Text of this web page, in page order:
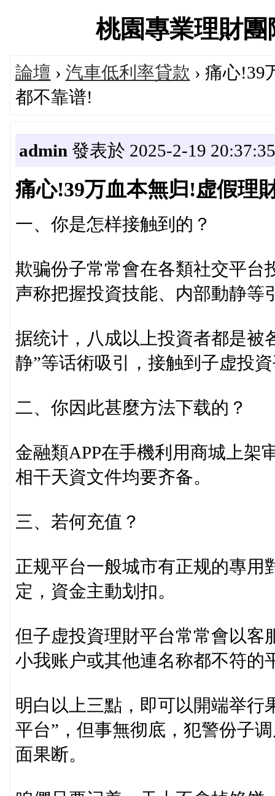
桃園專業理財
論壇 › 汽車低利率貸款 › 痛心
都不靠谱!
admin 發表於 2025-2-19 20:37:35
痛心!39万血本無归!虚假理
一、你是怎样接触到的？
欺骗份子常常會在各類社交平台
声称把握投資技能、内部動静等
据统计，八成以上投資者都是被
静”等话術吸引，接触到子虚投
二、你因此甚麼方法下载的？
金融類APP在手機利用商城上架
相干天資文件均要齐备。
三、若何充值？
正规平台一般城市有正规的專用
定，資金主動划扣。
但子虚投資理財平台常常會以客
小我账户或其他連名称都不符的
明白以上三點，即可以開端举行
平台”，但事無彻底，犯警份子
面果断。